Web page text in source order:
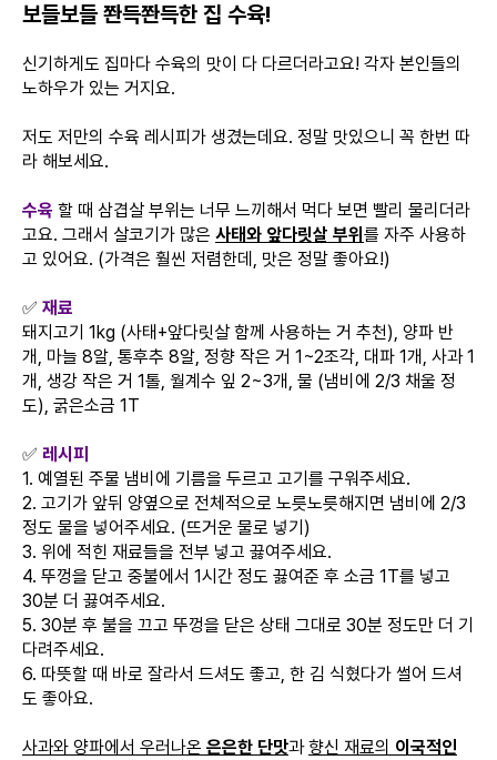
보들보들 쫜득쫜득한 집 수육!
신기하게도 집마다 수육의 맛이 다 다르더라고요! 각자 본인들의
노하우가 있는 거지요.
저도 저만의 수육 레시피가 생겼는데요. 정말 맛있으니 꼭 한번 따
라 해보세요.
수육 할 때 삼겹살 부위는 너무 느끼해서 먹다 보면 빨리 물리더라
고요. 그래서 살코기가 많은 사태와 앞다릿살 부위 를 자주 사용하
고 있어요. (가격은 훨씬 저렴한데, 맛은 정말 좋아요!)
✅ 재료
돼지고기 1kg (사태+앞다릿살 함께 사용하는 거 추천), 양파 반
개, 마늘 8알, 통후추 8알, 정향 작은 거 1~2조각, 대파 1개, 사과 1
개, 생강 작은 거 1톨, 월계수 잎 2~3개, 물 (냄비에 2/3 채울 정
도), 굵은소금 1T
✅ 레시피
1. 예열된 주물 냄비에 기름을 두르고 고기를 구워주세요.
2. 고기가 앞뒤 양옆으로 전체적으로 노릇노릇해지면 냄비에 2/3
정도 물을 넣어주세요. (뜨거운 물로 넣기)
3. 위에 적힌 재료들을 전부 넣고 끓여주세요.
4. 뚜껑을 닫고 중불에서 1시간 정도 끓여준 후 소금 1T를 넣고
30분 더 끓여주세요.
5. 30분 후 불을 끄고 뚜껑을 닫은 상태 그대로 30분 정도만 더 기
다려주세요.
6. 따뜻할 때 바로 잘라서 드셔도 좋고, 한 김 식혔다가 썰어 드셔
도 좋아요.
사과와 양파에서 우러나온 은은한 단맛과향신 재료의 이국적인